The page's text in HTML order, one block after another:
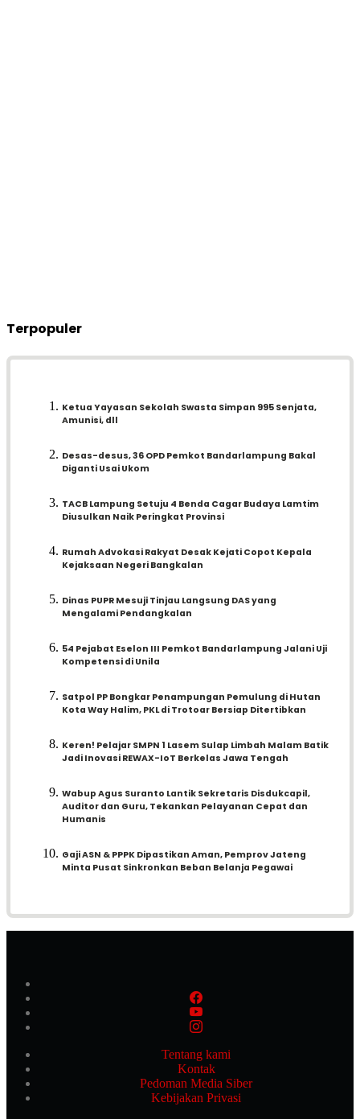
Terpopuler
Ketua Yayasan Sekolah Swasta Simpan 995 Senjata,
Amunisi, dll
Desas-desus, 36 OPD Pemkot Bandarlampung Bakal
Diganti Usai Ukom
TACB Lampung Setuju 4 Benda Cagar Budaya Lamtim
Diusulkan Naik Peringkat Provinsi
Rumah Advokasi Rakyat Desak Kejati Copot Kepala
Kejaksaan Negeri Bangkalan
Dinas PUPR Mesuji Tinjau Langsung DAS yang
Mengalami Pendangkalan
54 Pejabat Eselon III Pemkot Bandarlampung Jalani Uji
Kompetensi di Unila
Satpol PP Bongkar Penampungan Pemulung di Hutan
Kota Way Halim, PKL di Trotoar Bersiap Ditertibkan
Keren! Pelajar SMPN 1 Lasem Sulap Limbah Malam Batik
Jadi Inovasi REWAX-IoT Berkelas Jawa Tengah
Wabup Agus Suranto Lantik Sekretaris Disdukcapil,
Auditor dan Guru, Tekankan Pelayanan Cepat dan
Humanis
Gaji ASN & PPPK Dipastikan Aman, Pemprov Jateng
Minta Pusat Sinkronkan Beban Belanja Pegawai
Tentang kami
Kontak
Pedoman Media Siber
Kebijakan Privasi